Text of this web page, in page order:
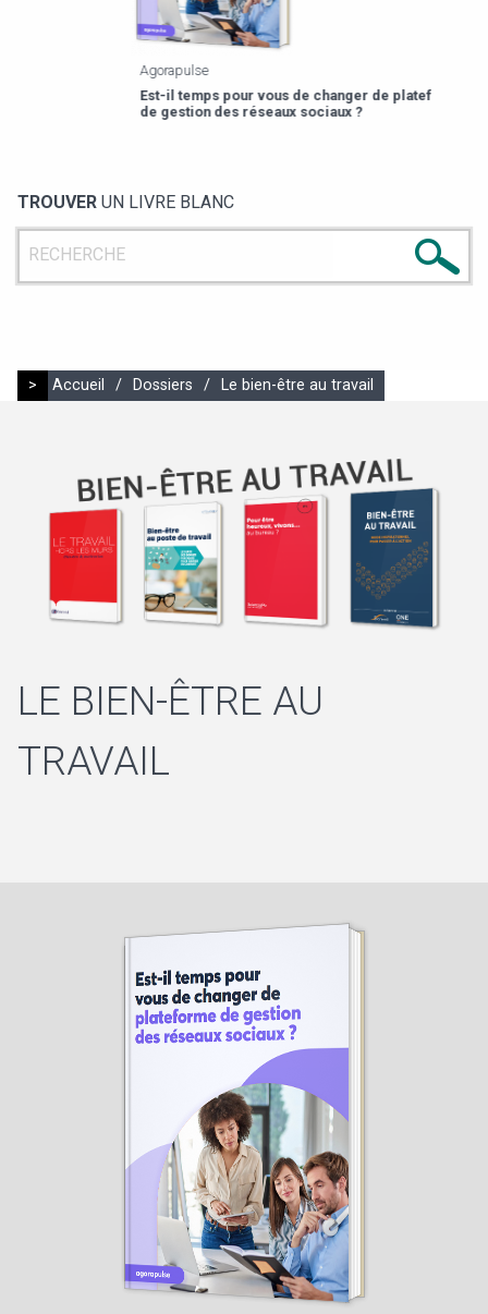
Agorapulse
Est-il temps pour vous de changer de plateforme
de gestion des réseaux sociaux ?
TROUVER UN LIVRE BLANC
> Accueil / Dossiers / Le bien-être au travail
LE BIEN-ÊTRE AU
TRAVAIL